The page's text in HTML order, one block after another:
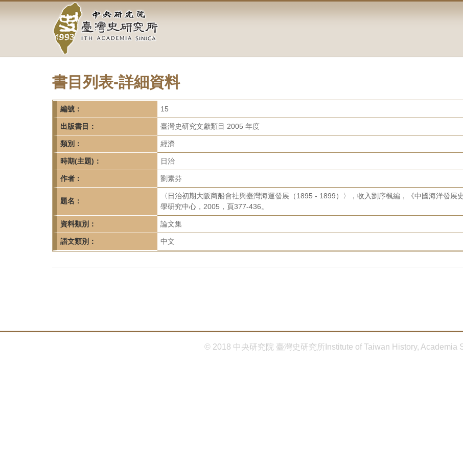
容
中
央
研
究
院-
臺
灣
史
研
究
所-
首
頁
書目列表-詳細資料
編號： 15
出版書目： 臺灣史研究文獻類目 2005 年度
類別： 經濟
時期(主題)： 日治
作者： 劉素芬
題名：
〈日治初期大阪商船會社與臺灣海運發展（1895 - 1899）〉，收入劉序楓編，《中國海洋發
學研究中心，2005，頁377-436。
資料類別： 論文集
語文類別： 中文
© 2018 中央研究院 臺灣史研究所Institute of Taiwan History, Academia